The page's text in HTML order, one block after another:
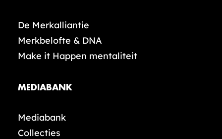
De Merkalliantie
Merkbelofte & DNA
Make it Happen mentaliteit
MEDIABANK
Mediabank
Collecties